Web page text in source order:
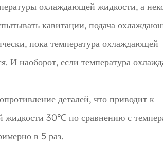
охлаждающей жидкости, а
кавитации, подача
пока температура охлаждающей
И наоборот, если температура
деталей, что приводит к
30℃ по сравнению с
в 5 раз.